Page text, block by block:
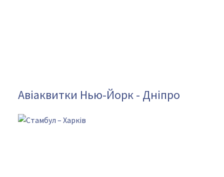
Авіаквитки Нью-Йорк - Дніпро